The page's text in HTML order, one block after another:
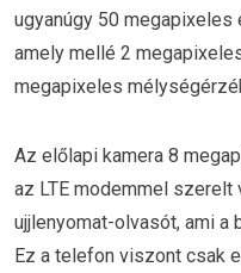
ugyanúgy 50
amely mellé 2
megapixeles
Az előlapi kamera 8
az LTE modemmel
ujjlenyomat-olvasót, ami a
Ez a telefon viszont csak